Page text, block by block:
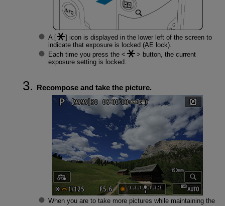
A [
] icon is displayed in the lower left of the screen to
indicate that exposure is locked (AE lock).
Each time you press the
button, the current
exposure setting is locked.
Recompose and take the picture.
When you are to take more pictures while maintaining the